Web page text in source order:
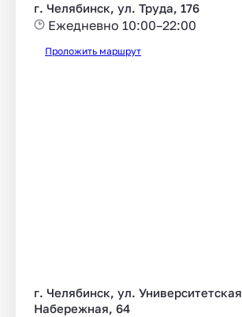
г. Челябинск, ул. Труда, 176
Ежедневно 10:00–22:00
Проложить маршрут
г. Челябинск, ул. Университетская
Набережная, 64